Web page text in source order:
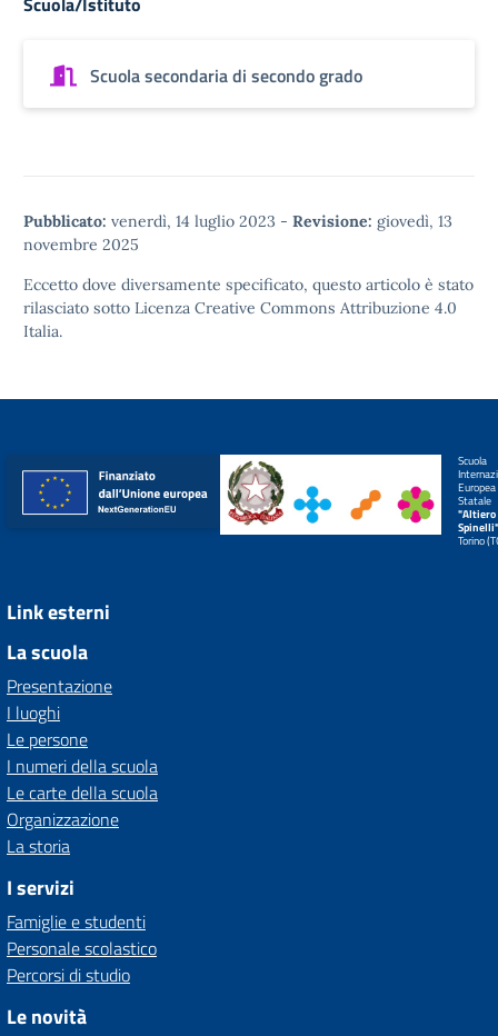
Scuola secondaria di secondo grado
Pubblicato: venerdì, 14 luglio 2023 - Revisione: giovedì, 13
novembre 2025
Eccetto dove diversamente specificato, questo articolo è stato
rilasciato sotto Licenza Creative Commons Attribuzione 4.0
Italia.
Scuola
Europea
Statale
"Altiero
Torino
Link esterni
La scuola
Presentazione
I luoghi
Le persone
I numeri della scuola
Le carte della scuola
Organizzazione
La storia
I servizi
Famiglie e studenti
Personale scolastico
Percorsi di studio
Le novità